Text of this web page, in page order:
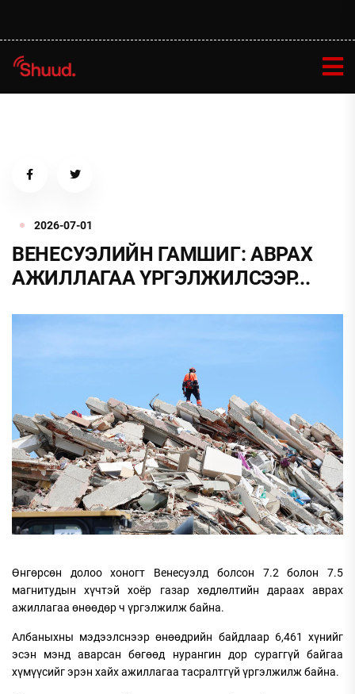
2026-07-01
ВЕНЕСУЭЛИЙН ГАМШИГ: АВРАХ
АЖИЛЛАГАА ҮРГЭЛЖИЛСЭЭР...
Өнгөрсөн долоо хоногт Венесуэлд болсон 7.2 болон 7.5
магнитудын хүчтэй хоёр газар хөдлөлтийн дараах аврах
ажиллагаа өнөөдөр ч үргэлжилж байна.
Албаныхны мэдээлснээр өнөөдрийн байдлаар 6,461 хүнийг
эсэн мэнд аварсан бөгөөд нурангин дор сураггүй байгаа
хүмүүсийг эрэн хайх ажиллагаа тасралтгүй үргэлжилж байна.